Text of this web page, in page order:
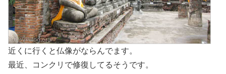
近くに行くと仏像がならんでます。
最近、コンクリで修復してるそうです。